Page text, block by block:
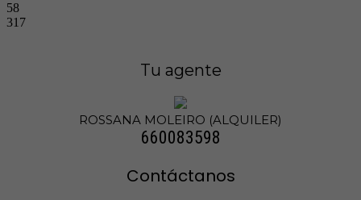
58
317
Tu agente
ROSSANA MOLEIRO (ALQUILER)
660083598
Contáctanos